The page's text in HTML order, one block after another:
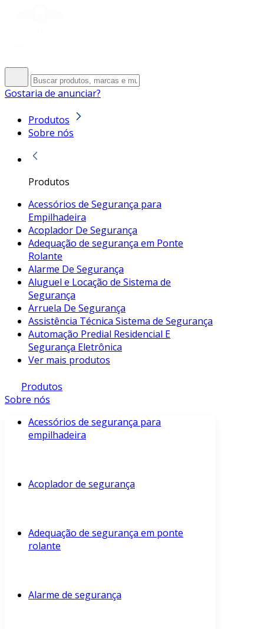
Gostaria de anunciar?
Produtos
Sobre nós
Produtos
Acessórios de Segurança para
Empilhadeira
Acoplador De Segurança
Adequação de segurança em Ponte
Rolante
Alarme De Segurança
Aluguel e Locação de Sistema de
Segurança
Arruela De Segurança
Assistência Técnica Sistema de Segurança
Automação Predial Residencial E
Segurança Eletrônica
Ver mais produtos
Produtos
Sobre nós
Acessórios de segurança para
empilhadeira
Acoplador de segurança
Adequação de segurança em ponte
rolante
Alarme de segurança